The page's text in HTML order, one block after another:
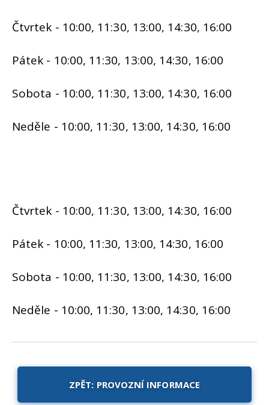
Čtvrtek - 10:00, 11:30, 13:00, 14:30, 16:00
Pátek - 10:00, 11:30, 13:00, 14:30, 16:00
Sobota - 10:00, 11:30, 13:00, 14:30, 16:00
Neděle - 10:00, 11:30, 13:00, 14:30, 16:00
Čtvrtek - 10:00, 11:30, 13:00, 14:30, 16:00
Pátek - 10:00, 11:30, 13:00, 14:30, 16:00
Sobota - 10:00, 11:30, 13:00, 14:30, 16:00
Neděle - 10:00, 11:30, 13:00, 14:30, 16:00
ZPĚT: PROVOZNÍ INFORMACE